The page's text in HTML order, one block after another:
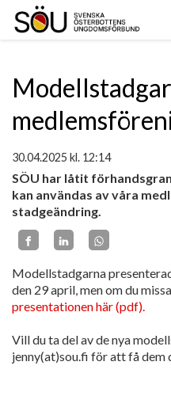
30.04.2025 kl. 12:14
SÖU har låtit
kan användas av våra
stadgeändring.
Modellstadgarna
den 29 april, men om du
presentationen här (pdf).
Vill du ta del av de nya
jenny(at)sou.fi för att få